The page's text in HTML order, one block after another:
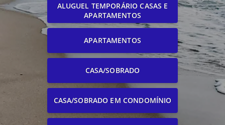
ALUGUEL TEMPORÁRIO CASAS E
APARTAMENTOS
APARTAMENTOS
CASA/SOBRADO
CASA/SOBRADO EM CONDOMÍNIO